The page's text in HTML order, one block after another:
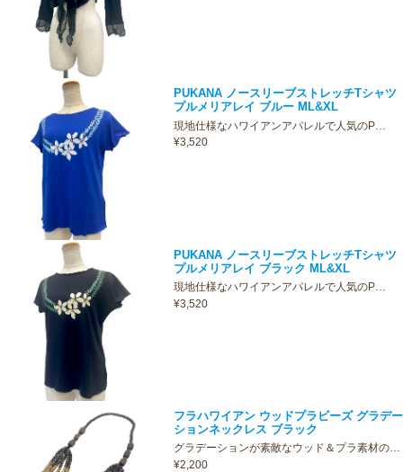
PUKANA ノースリーブストレッチTシャツ
プルメリアレイ ブルー ML&XL
現地仕様なハワイアンアパレルで人気のP…
¥3,520
PUKANA ノースリーブストレッチTシャツ
プルメリアレイ ブラック ML&XL
現地仕様なハワイアンアパレルで人気のP…
¥3,520
フラハワイアン ウッドプラビーズ グラデー
ションネックレス ブラック
グラデーションが素敵なウッド＆プラ素材の…
¥2,200